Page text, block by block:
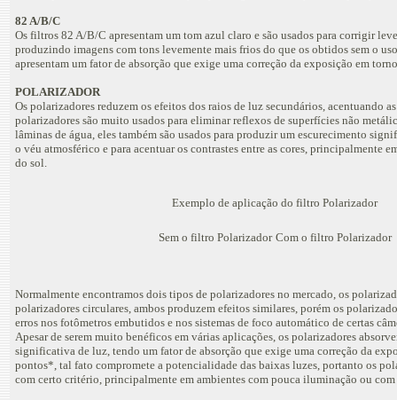
82 A/B/C
Os filtros 82 A/B/C apresentam um tom azul claro e são usados para corrigir
produzindo imagens com tons levemente mais frios do que os obtidos sem o
apresentam um fator de absorção que exige uma correção da exposição em
POLARIZADOR
Os polarizadores reduzem os efeitos dos raios de luz secundários, acentuando
polarizadores são muito usados para eliminar reflexos de superfícies não
lâminas de água, eles também são usados para produzir um escurecimento
o véu atmosférico e para acentuar os contrastes entre as cores, principalmente
do sol.
Exemplo de aplicação do filtro Polarizador
Sem o filtro Polarizador Com o filtro Polarizador
Normalmente encontramos dois tipos de polarizadores no mercado, os
polarizadores circulares, ambos produzem efeitos similares, porém os
erros nos fotômetros embutidos e nos sistemas de foco automático de certas
Apesar de serem muito benéficos em várias aplicações, os polarizadores
significativa de luz, tendo um fator de absorção que exige uma correção da
pontos*, tal fato compromete a potencialidade das baixas luzes, portanto os
com certo critério, principalmente em ambientes com pouca iluminação ou com